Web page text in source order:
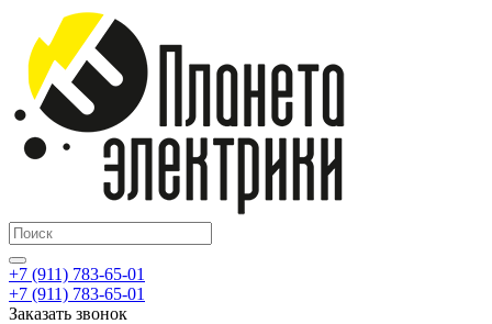
+7 (911) 783-65-01
+7 (911) 783-65-01
Заказать звонок